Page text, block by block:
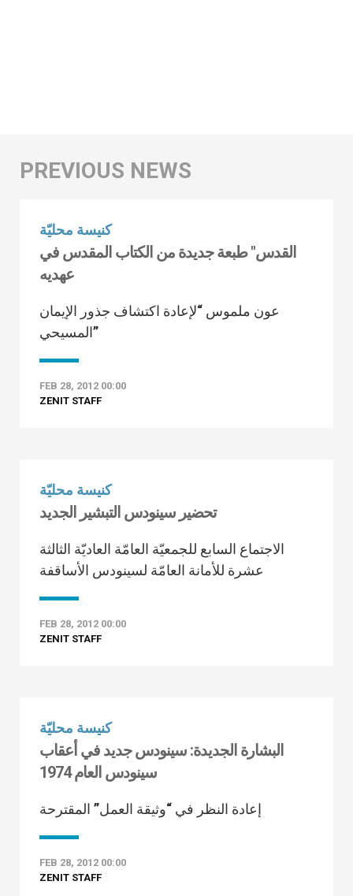
كنيسة محليّة
القدس" طبعة جديدة من الكتاب المقدس في
عهديه
عون ملموس “لإعادة اكتشاف جذور الإيمان
المسيحي”
FEB 28, 2012 00:00
ZENIT STAFF
كنيسة محليّة
تحضير سينودس التبشير الجديد
الاجتماع السابع للجمعيّة العامّة العاديّة الثالثة
عشرة للأمانة العامّة لسينودس الأساقفة
FEB 28, 2012 00:00
ZENIT STAFF
كنيسة محليّة
البشارة الجديدة: سينودس جديد في أعقاب
سينودس العام 1974
إعادة النظر في “وثيقة العمل” المقترحة
FEB 28, 2012 00:00
ZENIT STAFF